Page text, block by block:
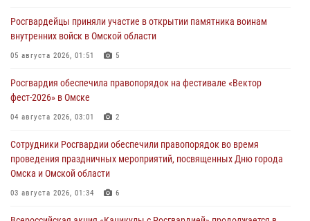
Росгвардейцы приняли участие в открытии памятника воинам
внутренних войск в Омской области
05 августа 2026, 01:51 5
Росгвардия обеспечила правопорядок на фестивале «Вектор
фест-2026» в Омске
04 августа 2026, 03:01 2
Сотрудники Росгвардии обеспечили правопорядок во время
проведения праздничных мероприятий, посвященных Дню города
Омска и Омской области
03 августа 2026, 01:34 6